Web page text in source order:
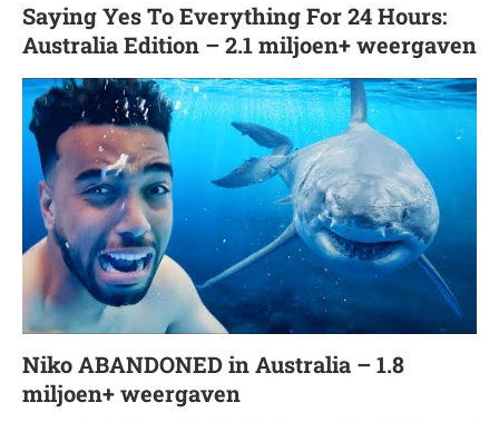
Saying Yes To Everything For 24 Hours:
Australia Edition – 2.1 miljoen+ weergaven
Niko ABANDONED in Australia – 1.8
miljoen+ weergaven